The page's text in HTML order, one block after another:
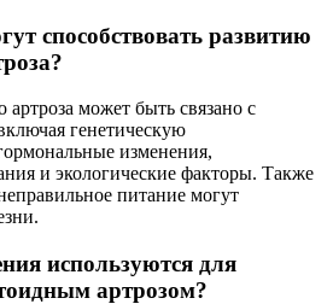
способствовать развитию
артроза может быть связано с
генетическую
изменения,
и экологические факторы. Также
питание могут
используются для
артрозом?